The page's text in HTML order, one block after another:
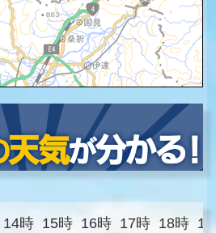
14時 15時 16時 17時 18時